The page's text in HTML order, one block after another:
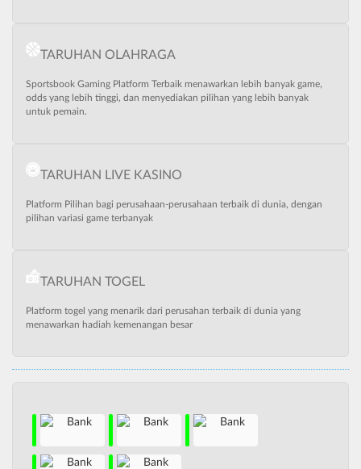
TARUHAN OLAHRAGA
Sportsbook Gaming Platform Terbaik menawarkan lebih banyak game,
odds yang lebih tinggi, dan menyediakan pilihan yang lebih banyak
untuk pemain.
TARUHAN LIVE KASINO
Platform Pilihan bagi perusahaan-perusahaan terbaik di dunia, dengan
pilihan variasi game terbanyak
TARUHAN TOGEL
Platform togel yang menarik dari perusahan terbaik di dunia yang
menawarkan hadiah kemenangan besar